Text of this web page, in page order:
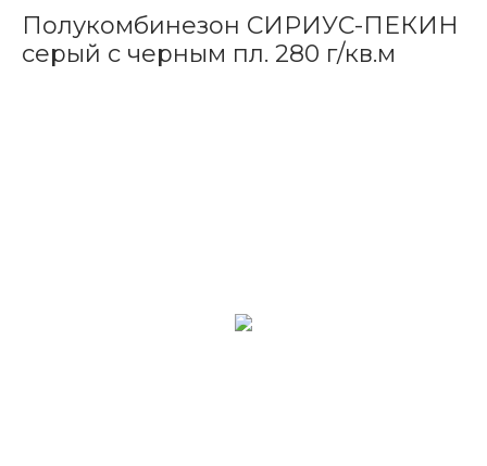
Полукомбинезон СИРИУС-ПЕКИН
серый с черным пл. 280 г/кв.м